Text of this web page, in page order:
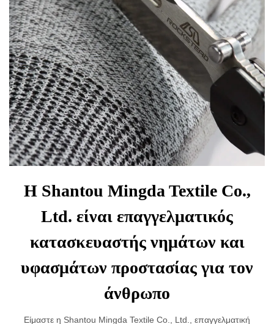
Η Shantou Mingda Textile Co.,
Ltd. είναι επαγγελματικός
κατασκευαστής νημάτων και
υφασμάτων προστασίας για τον
άνθρωπο
Είμαστε η Shantou Mingda Textile Co., Ltd., επαγγελματική